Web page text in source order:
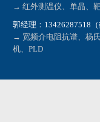
→ 红外测温仪、单晶、
郭经理：13426287518（
→ 宽频介电阻抗谱、杨
机、PLD